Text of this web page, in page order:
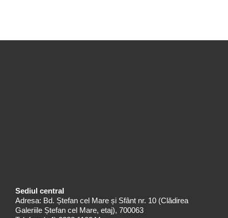
Sediul central
Adresa: Bd. Ștefan cel Mare și Sfânt nr. 10 (Clădirea
Galeriile Ștefan cel Mare, etaj), 700063